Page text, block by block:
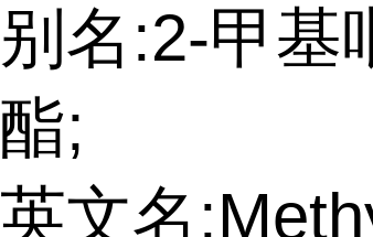
别名:2-甲基
酯;
英文名